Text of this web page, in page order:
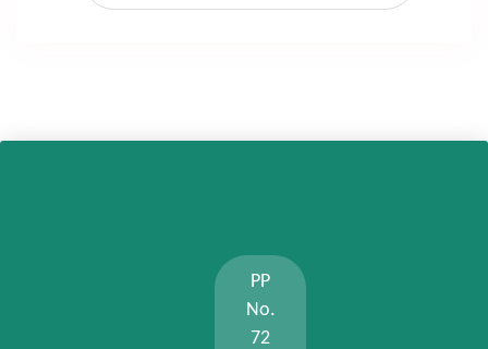
PP
No.
72